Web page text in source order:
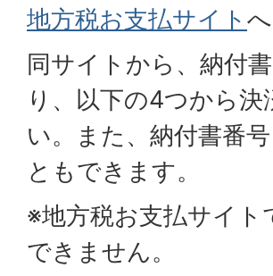
地方税お支払サイト
同サイトから、納付
り、以下の4つから
い。また、納付書番
ともできます。
※地方税お支払サイ
できません。